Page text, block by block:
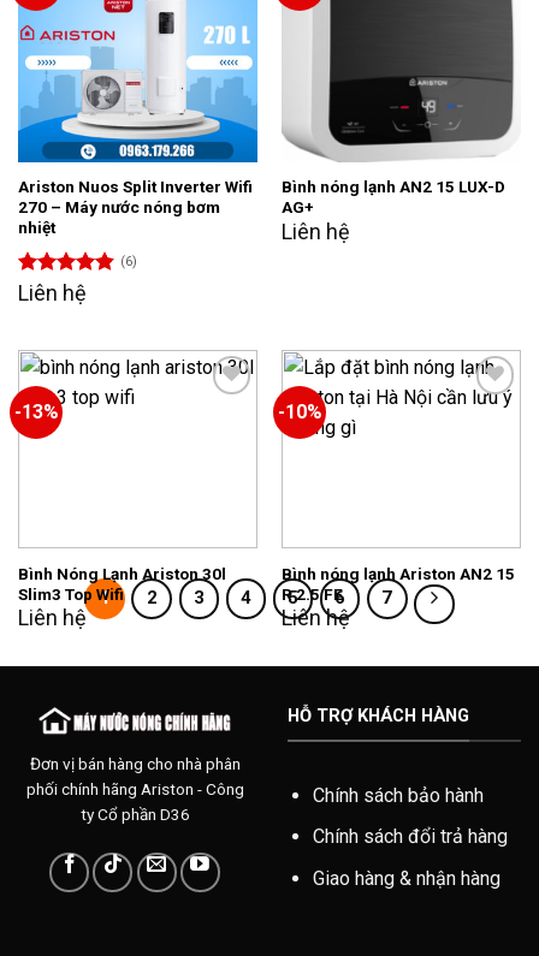
Add to
wishlist
Ariston Nuos Split Inverter Wifi
270 – Máy nước nóng bơm
nhiệt
Được xếp
4.83
(6)
Liên hệ
Bình nóng lạnh AN2 15 LUX-D
AG+
Liên hệ
-13%
Bình Nóng Lạnh Ariston 30l
Slim3 Top Wifi
Liên hệ
-10%
Bình nóng lạnh Ariston AN2 15
R 2.5 FE
Liên hệ
1 2 3 4 5 6 7
Đơn vị bán hàng cho nhà phân
phối chính hãng Ariston - Công
ty Cổ phần D36
HỖ TRỢ KHÁCH HÀNG
Chính sách bảo hành
Chính sách đổi trả hàng
Giao hàng & nhận hàng